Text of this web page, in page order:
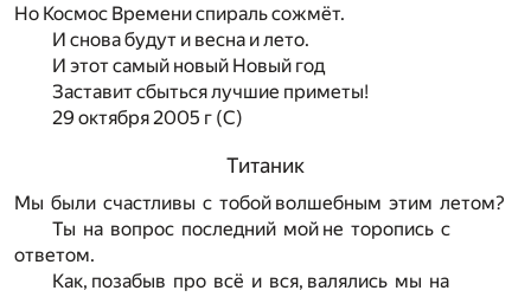
Но Космос Времени спираль сожмёт.
И снова будут и весна и лето.
И этот самый новый Новый год
Заставит сбыться лучшие приметы!
29 октября 2005 г (С)
Титаник
Мы были счастливы с тобой волшебным этим летом?
Ты на вопрос последний мой не торопись с
ответом.
Как, позабыв про всё и вся, валялись мы на